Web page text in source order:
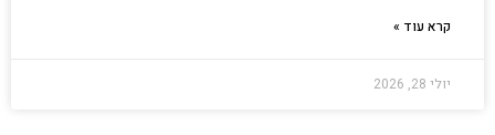
קרא עוד »
יולי 28, 2026